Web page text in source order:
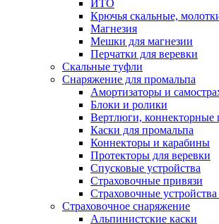
ИТО
Крючья скальные,
Магнезия
Мешки для магнезии
Перчатки для веревки
Скальные туфли
Снаряжение для промальпа
Амортизаторы и
Блоки и ролики
Вертлюги, коннекторные
Каски для промальпа
Коннекторы и карабины
Протекторы для веревки
Спусковые устройства
Страховочные привязи
Страховочные
Страховочное снаряжение
Альпинистские каски